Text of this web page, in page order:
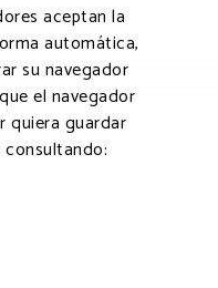
aceptan la
automática,
su navegador
el navegador
quiera guardar